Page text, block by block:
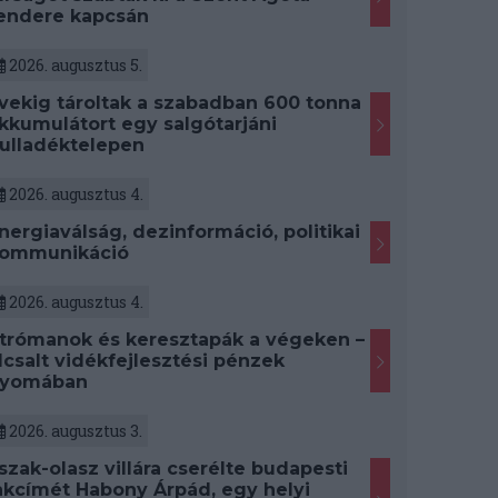
kapcsán
2026. augusztus 5.
tároltak a szabadban 600 tonna
egy salgótarjáni
2026. augusztus 4.
dezinformáció, politikai
2026. augusztus 4.
és keresztapák a végeken –
vidékfejlesztési pénzek
2026. augusztus 3.
olasz villára cserélte budapesti
Habony Árpád, egy helyi